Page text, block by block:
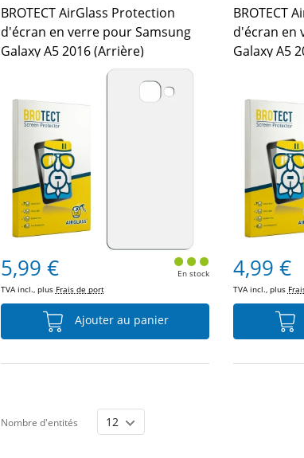
BROTECT AirGlass Protection
d'écran en verre pour Samsung
Galaxy A5 2016 (Arrière)
5,99 €
TVA incl., plus Frais de port
En stock
Ajouter au panier
BROTECT
d'écran en
Galaxy A5
4,99 €
TVA incl., plus
Nombre d'entités